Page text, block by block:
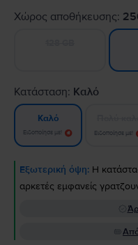
Χώρος αποθήκευσης:
Κατάσταση: Καλό
Καλό
Ειδοποίησε με! Ειδοποίησε με!
Εξωτερική όψη: Η
αρκετές εμφανείς